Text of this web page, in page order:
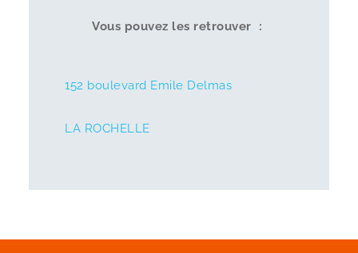
Vous pouvez les retrouver :
152 boulevard Emile Delmas
LA ROCHELLE